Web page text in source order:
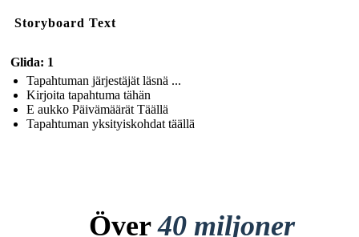
Storyboard Text
Glida: 1
Tapahtuman järjestäjät läsnä ...
Kirjoita tapahtuma tähän
E aukko Päivämäärät Täällä
Tapahtuman yksityiskohdat täällä
Över40 miljoner